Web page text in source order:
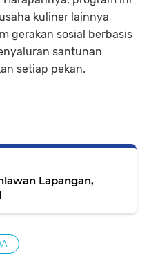
kuliner lainnya
gerakan sosial berbasis
santunan
setiap pekan.
Lapangan,